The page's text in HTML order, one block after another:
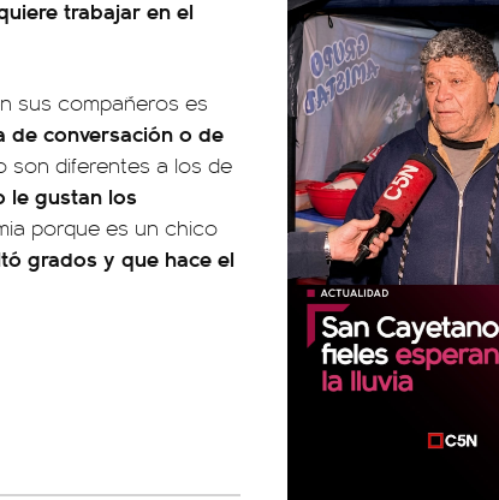
trabajar en el
sus compañeros es
de conversación o de
son diferentes a los de
le gustan los
porque es un chico
grados y que hace el